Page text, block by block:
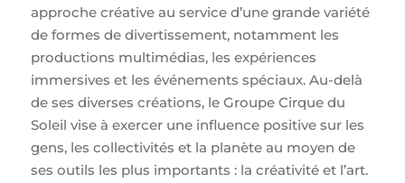
approche créative au service d’une grande variété
de formes de divertissement, notamment les
productions multimédias, les expériences
immersives et les événements spéciaux. Au-delà
de ses diverses créations, le Groupe Cirque du
Soleil vise à exercer une influence positive sur les
gens, les collectivités et la planète au moyen de
ses outils les plus importants : la créativité et l’art.